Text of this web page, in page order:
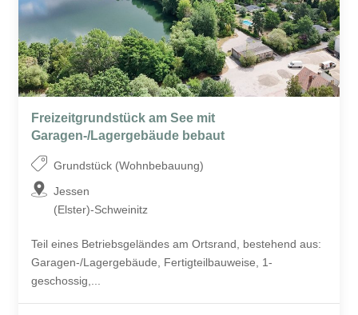
Freizeitgrundstück am See mit
Garagen-/Lagergebäude bebaut
Grundstück (Wohnbebauung)
Jessen
(Elster)-Schweinitz
Teil eines Betriebsgeländes am Ortsrand, bestehend aus:
Garagen-/Lagergebäude, Fertigteilbauweise, 1-
geschossig,...